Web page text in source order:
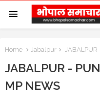
Home Jabalpur JABALPUR
JABALPUR -
MP NEWS